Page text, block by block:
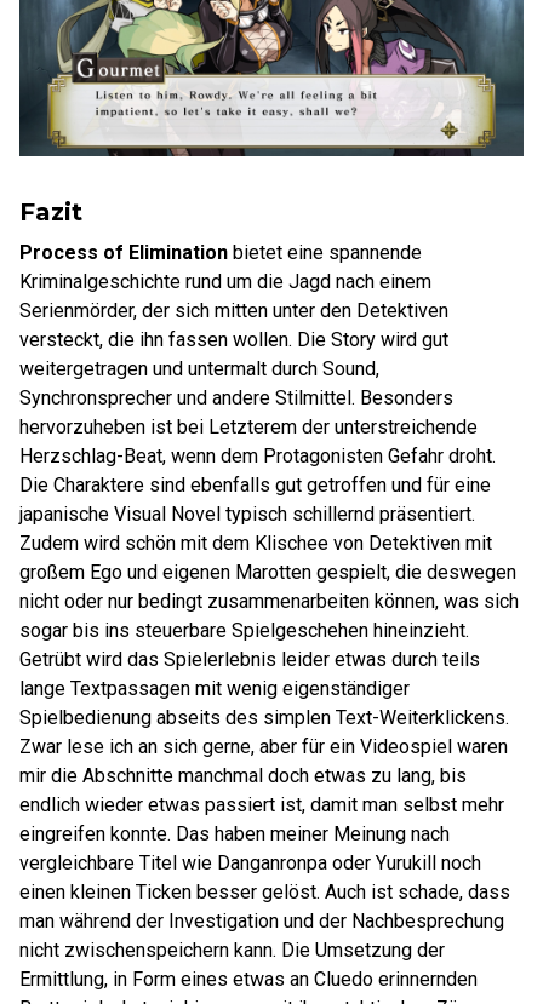
Fazit
Process of Elimination bietet eine spannende
Kriminalgeschichte rund um die Jagd nach einem
Serienmörder, der sich mitten unter den Detektiven
versteckt, die ihn fassen wollen. Die Story wird gut
weitergetragen und untermalt durch Sound,
Synchronsprecher und andere Stilmittel. Besonders
hervorzuheben ist bei Letzterem der unterstreichende
Herzschlag-Beat, wenn dem Protagonisten Gefahr droht.
Die Charaktere sind ebenfalls gut getroffen und für eine
japanische Visual Novel typisch schillernd präsentiert.
Zudem wird schön mit dem Klischee von Detektiven mit
großem Ego und eigenen Marotten gespielt, die deswegen
nicht oder nur bedingt zusammenarbeiten können, was sich
sogar bis ins steuerbare Spielgeschehen hineinzieht.
Getrübt wird das Spielerlebnis leider etwas durch teils
lange Textpassagen mit wenig eigenständiger
Spielbedienung abseits des simplen Text-Weiterklickens.
Zwar lese ich an sich gerne, aber für ein Videospiel waren
mir die Abschnitte manchmal doch etwas zu lang, bis
endlich wieder etwas passiert ist, damit man selbst mehr
eingreifen konnte. Das haben meiner Meinung nach
vergleichbare Titel wie Danganronpa oder Yurukill noch
einen kleinen Ticken besser gelöst. Auch ist schade, dass
man während der Investigation und der Nachbesprechung
nicht zwischenspeichern kann. Die Umsetzung der
Ermittlung, in Form eines etwas an Cluedo erinnernden